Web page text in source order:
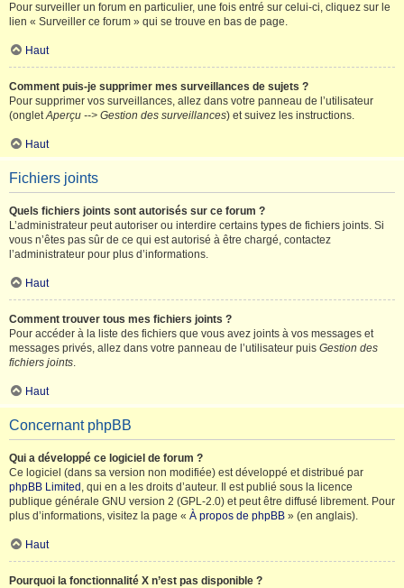
Pour surveiller un forum en particulier, une fois entré sur celui-ci, cliquez sur le
lien « Surveiller ce forum » qui se trouve en bas de page.
Haut
Comment puis-je supprimer mes surveillances de sujets ?
Pour supprimer vos surveillances, allez dans votre panneau de l’utilisateur
(ongletAperçu --> Gestion des surveillances) et suivez les instructions.
Haut
Fichiers joints
Quels fichiers joints sont autorisés sur ce forum ?
L’administrateur peut autoriser ou interdire certains types de fichiers joints. Si
vous n’êtes pas sûr de ce qui est autorisé à être chargé, contactez
l’administrateur pour plus d’informations.
Haut
Comment trouver tous mes fichiers joints ?
Pour accéder à la liste des fichiers que vous avez joints à vos messages et
messages privés, allez dans votre panneau de l’utilisateur puis Gestion des
fichiers joints.
Haut
Concernant phpBB
Qui a développé ce logiciel de forum ?
Ce logiciel (dans sa version non modifiée) est développé et distribué par
phpBB Limited , qui en a les droits d’auteur. Il est publié sous la licence
publique générale GNU version 2 (GPL-2.0) et peut être diffusé librement. Pour
plus d’informations, visitez la page « À propos de phpBB » (en anglais).
Haut
Pourquoi la fonctionnalité X n’est pas disponible ?